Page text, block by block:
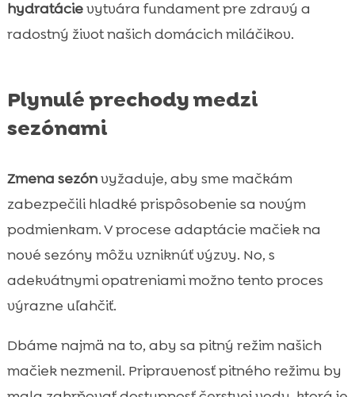
hydratácievytvára fundament pre zdravý a
radostný život našich domácich miláčikov.
Plynulé prechody medzi
sezónami
Zmena sezónvyžaduje, aby sme mačkám
zabezpečili hladké prispôsobenie sa novým
podmienkam. V procese adaptácie mačiek na
nové sezóny môžu vzniknúť výzvy. No, s
adekvátnymi opatreniami možno tento proces
výrazne uľahčiť.
Dbáme najmä na to, aby sa pitný režim našich
mačiek nezmenil. Pripravenosť pitného režimu by